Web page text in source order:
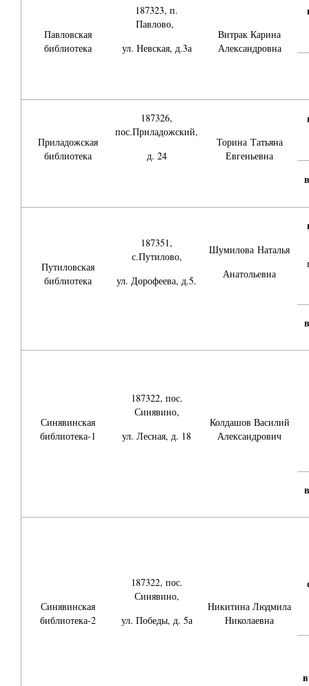
Павловская
библиотека
187323, п.
Павлово,
ул. Невская, д.3а
Витрак Карина
Александровна
Приладожская
библиотека
187326,
пос.Приладожский,
д. 24
Торина Татьяна
Евгеньевна
Путиловская
библиотека
187351,
с.Путилово,
ул. Дорофеева, д.5.
Шумилова Наталья
Анатольевна
Синявинская
библиотека-1
187322, пос.
Синявино,
ул. Лесная, д. 18
Колдашов Василий
Александрович
Синявинская
библиотека-2
187322, пос.
Синявино,
ул. Победы, д. 5а
Никитина Людмила
Николаевна